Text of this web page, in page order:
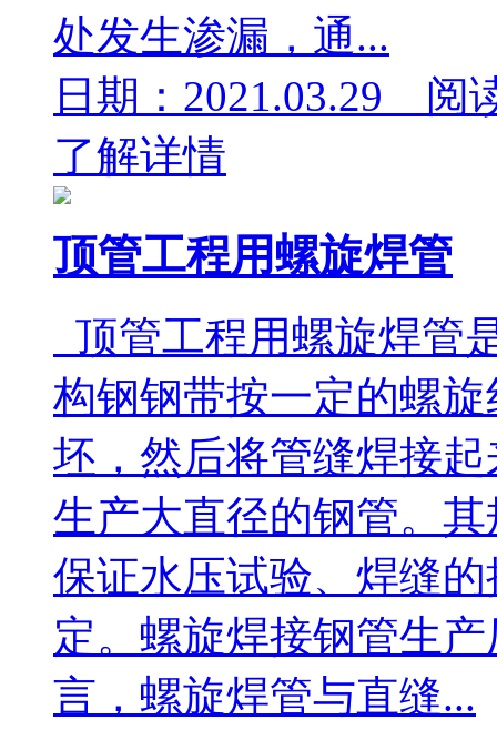
处发生渗漏，通...
日期：2021.03.29 阅
了解详情
顶管工程用螺旋焊管
顶管工程用螺旋焊管
构钢钢带按一定的螺
坯，然后将管缝焊接
生产大直径的钢管。
保证水压试验、焊缝
定。螺旋焊接钢管生
言，螺旋焊管与直缝...